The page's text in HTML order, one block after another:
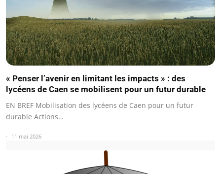
« Penser l’avenir en limitant les impacts » : des
lycéens de Caen se mobilisent pour un futur durable
EN BREF Mobilisation des lycéens de Caen pour un futur
durable Actions…
11 mai 2026